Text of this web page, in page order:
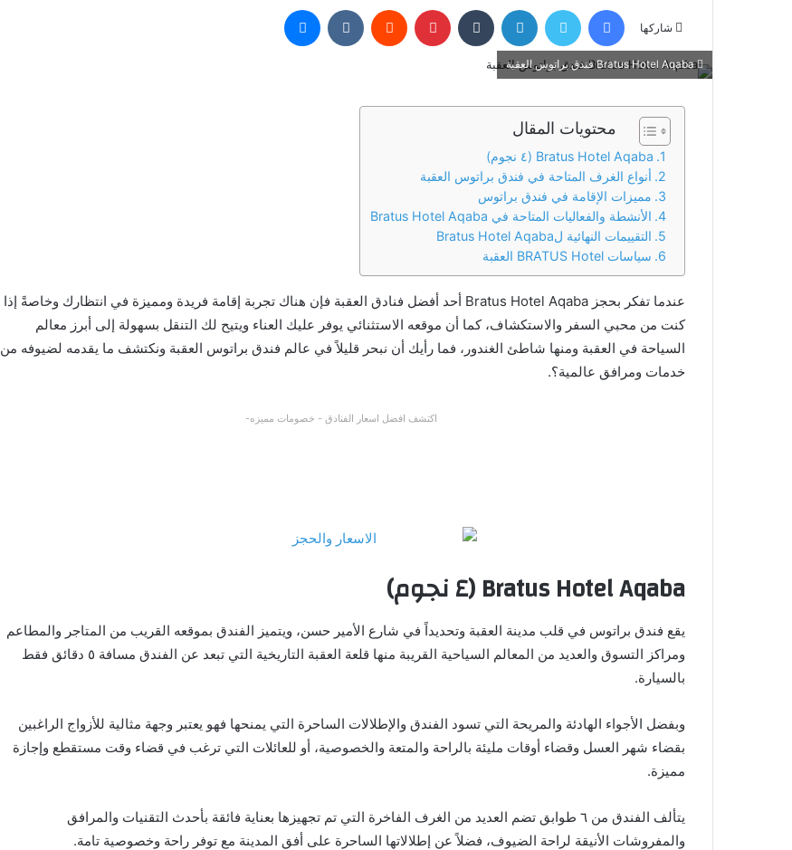
س
ل
ب
ي
د
ا
إ
ل
ك
ر
ن
شاركها
Bratus Hotel Aqaba فندق براتوس العقبة
محتويات المقال
Bratus Hotel Aqaba (٤ نجوم)
أنواع الغرف المتاحة في فندق براتوس العقبة
مميزات الإقامة في فندق براتوس
الأنشطة والفعاليات المتاحة في Bratus Hotel Aqaba
التقييمات النهائية لBratus Hotel Aqaba
سياسات BRATUS Hotel العقبة
عندما تفكر بحجز Bratus Hotel Aqaba أحد أفضل فنادق العقبة فإن هناك تجربة إقامة فريدة ومميزة في انتظارك وخاصةً إذا
كنت من محبي السفر والاستكشاف، كما أن موقعه الاستثنائي يوفر عليك العناء ويتيح لك التنقل بسهولة إلى أبرز معالم
السياحة في العقبة ومنها شاطئ الغندور، فما رأيك أن نبحر قليلاً في عالم فندق براتوس العقبة ونكتشف ما يقدمه لضيوفه من
خدمات ومرافق عالمية؟.
اكتشف افضل اسعار الفنادق - خصومات مميزه-
Bratus Hotel Aqaba (٤ نجوم)
يقع فندق براتوس في قلب مدينة العقبة وتحديداً في شارع الأمير حسن، ويتميز الفندق بموقعه القريب من المتاجر والمطاعم
ومراكز التسوق والعديد من المعالم السياحية القريبة منها قلعة العقبة التاريخية التي تبعد عن الفندق مسافة ٥ دقائق فقط
بالسيارة.
وبفضل الأجواء الهادئة والمريحة التي تسود الفندق والإطلالات الساحرة التي يمنحها فهو يعتبر وجهة مثالية للأزواج الراغبين
بقضاء شهر العسل وقضاء أوقات مليئة بالراحة والمتعة والخصوصية، أو للعائلات التي ترغب في قضاء وقت مستقطع وإجازة
مميزة.
يتألف الفندق من ٦ طوابق تضم العديد من الغرف الفاخرة التي تم تجهيزها بعناية فائقة بأحدث التقنيات والمرافق
والمفروشات الأنيقة لراحة الضيوف، فضلاً عن إطلالاتها الساحرة على أفق المدينة مع توفر راحة وخصوصية تامة.